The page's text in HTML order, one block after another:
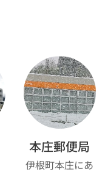
本庄郵便局
伊根町本庄にあ